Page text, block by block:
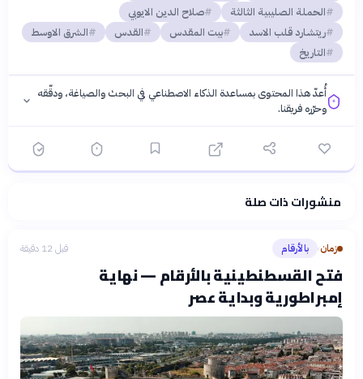
الحملة الصليبية الثالثة
صلاح الدين الايوبي
ريتشارد قلب الاسد
بيت المقدس القدس
الشرق الاوسط
التاريخ
أُعدّ هذا المحتوى بمساعدة الذكاء الاصطناعي في البحث والصياغة، ودقّقه
وحرّره فريقنا.
فلسفتنا المعرفية· سياسة الذكاء الاصطناعيمنشورات ذات صلة
زمان› بالأرقام قبل 12 دقيقة
فتح القسطنطينية بالأرقام — نهاية
إمبراطورية وبداية عصر